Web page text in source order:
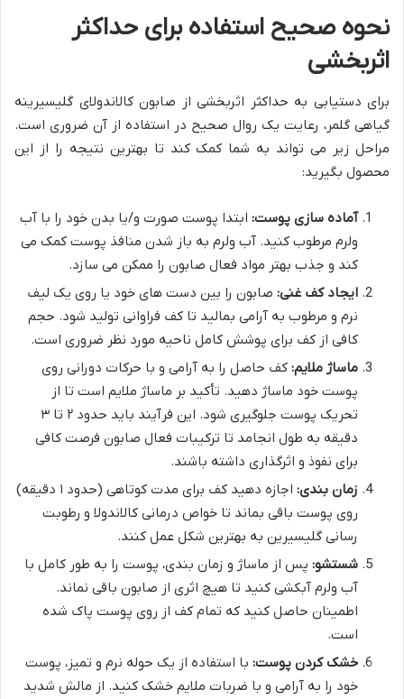
نحوه صحیح استفاده برای حداکثر
اثربخشی
برای دستیابی به حداکثر اثربخشی از صابون کالاندولای گلیسیرینه
گیاهی گلمر، رعایت یک روال صحیح در استفاده از آن ضروری است.
مراحل زیر می تواند به شما کمک کند تا بهترین نتیجه را از این
محصول بگیرید:
آماده سازی پوست: ابتدا پوست صورت و/یا بدن خود را با آب
ولرم مرطوب کنید. آب ولرم به باز شدن منافذ پوست کمک می
کند و جذب بهتر مواد فعال صابون را ممکن می سازد.
ایجاد کف غنی: صابون را بین دست های خود یا روی یک لیف
نرم و مرطوب به آرامی بمالید تا کف فراوانی تولید شود. حجم
کافی از کف برای پوشش کامل ناحیه مورد نظر ضروری است.
ماساژ ملایم: کف حاصل را به آرامی و با حرکات دورانی روی
پوست خود ماساژ دهید. تأکید بر ماساژ ملایم است تا از
تحریک پوست جلوگیری شود. این فرآیند باید حدود ۲ تا ۳
دقیقه به طول انجامد تا ترکیبات فعال صابون فرصت کافی
برای نفوذ و اثرگذاری داشته باشند.
زمان بندی:
اجازه دهید کف برای مدت کوتاهی (حدود ۱ دقیقه)
روی پوست باقی بماند تا خواص درمانی کالاندولا و رطوبت
رسانی گلیسیرین به بهترین شکل عمل کنند.
شستشو: پس از ماساژ و زمان بندی، پوست را به طور کامل با
آب ولرم آبکشی کنید تا هیچ اثری از صابون باقی نماند.
اطمینان حاصل کنید که تمام کف از روی پوست پاک شده
است.
خشک کردن پوست: با استفاده از یک حوله نرم و تمیز، پوست
خود را به آرامی و با ضربات ملایم خشک کنید. از مالش شدید